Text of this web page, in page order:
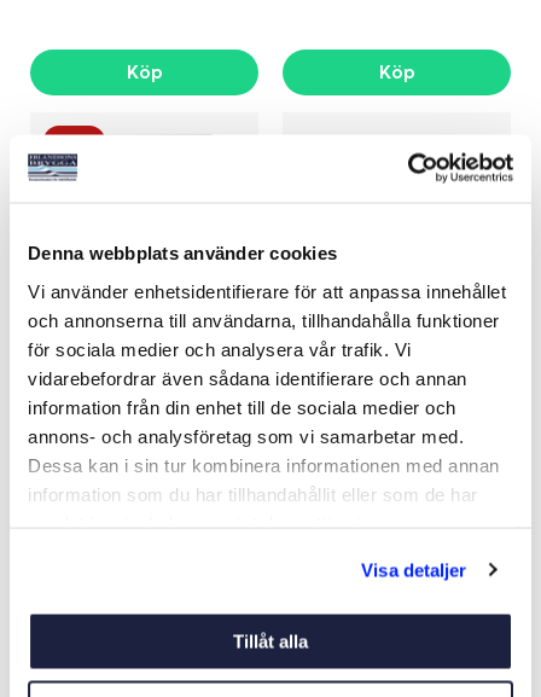
Denna webbplats använder cookies
Vi använder enhetsidentifierare för att anpassa innehållet
och annonserna till användarna, tillhandahålla funktioner
för sociala medier och analysera vår trafik. Vi
vidarebefordrar även sådana identifierare och annan
information från din enhet till de sociala medier och
annons- och analysföretag som vi samarbetar med.
Dessa kan i sin tur kombinera informationen med annan
information som du har tillhandahållit eller som de har
Visa detaljer
Tillåt alla
Köp Köp
-12%
Art nr: 69649
6 410 kr
Ord. netto 7 249 kr
HANE STAM ADAPT.
Art nr: 03297
490 kr
Nettopris